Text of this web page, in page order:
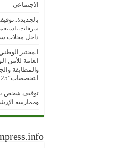
الاجتماعي
سرقات
داخل محلات
المختبر
العامة للأمن
والمطابقة
التخصصات”ISO/CEI 17025
توقيف شخص
وممارسة